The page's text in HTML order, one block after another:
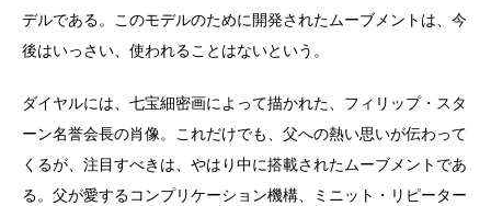
デルである。このモデルのために開発されたムーブメントは、今
後はいっさい、使われることはないという。
ダイヤルには、七宝細密画によって描かれた、フィリップ・スタ
ーン名誉会長の肖像。これだけでも、父への熱い思いが伝わって
くるが、注目すべきは、やはり中に搭載されたムーブメントであ
る。父が愛するコンプリケーション機構、ミニット・リピーター